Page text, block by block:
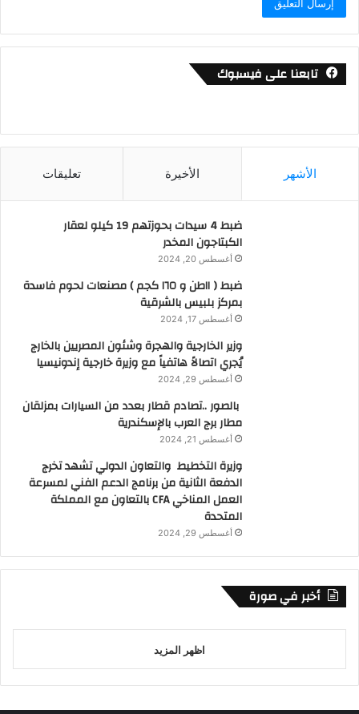
تابعنا على فيسبوك
الأشهر الأخيرة تعليقات
ضبط 4 سيدات بحوزتهم 19 كيلو لعقار
الكبتاجون المخدر
أغسطس 20, 2024
ضبط ( ١١طن و ١٦٥ كجم ) مصنعات لحوم فاسدة
بمركز بلبيس بالشرقية
أغسطس 17, 2024
وزير الخارجية والهجرة وشئون المصريين بالخارج
يُجري اتصالاً هاتفياً مع وزيرة خارجية إندونيسيا
أغسطس 29, 2024
بالصور ..تصادم قطار بعدد من السيارات بمزلقان
مطار برج العرب بالإسكندرية
أغسطس 21, 2024
وزيرة التخطيط والتعاون الدولي تشهد تخرج
الدفعة الثانية من برنامج الدعم الفني لمسرعة
العمل المناخي CFA بالتعاون مع المملكة
المتحدة
أغسطس 29, 2024
أخبر في صورة
اظهر المزيد